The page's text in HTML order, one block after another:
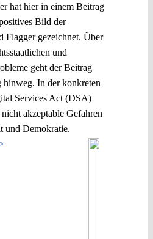
hat hier in einem Beitrag
Bild der
Flagger gezeichnet. Über
und
geht der Beitrag
hinweg. In der konkreten
Services Act (DSA)
akzeptable Gefahren
und Demokratie.